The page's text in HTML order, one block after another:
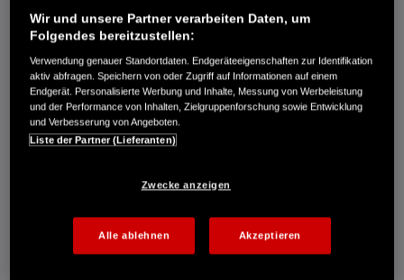
AUTO HARKE GMBH
Randersweide 59-63
21035 Hamburg
+49 40 735 935 0
DETAILS
Wir und unsere Partner verarbeiten Daten, um
Folgendes bereitzustellen:
Verwendung genauer Standortdaten. Endgeräteeigenschaften zur Identifikation
aktiv abfragen. Speichern von oder Zugriff auf Informationen auf einem
Endgerät. Personalisierte Werbung und Inhalte, Messung von Werbeleistung
und der Performance von Inhalten, Zielgruppenforschung sowie Entwicklung
und Verbesserung von Angeboten.
Liste der Partner (Lieferanten)
Zwecke anzeigen
Alle ablehnen Akzeptieren